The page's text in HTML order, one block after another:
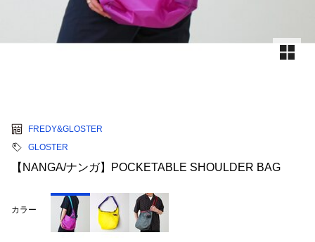
FREDY&GLOSTER
GLOSTER
【NANGA/ナンガ】POCKETABLE SHOULDER BAG
カラー